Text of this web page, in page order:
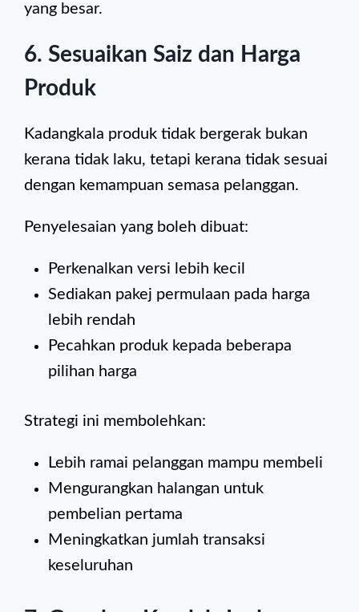
yang besar.
6. Sesuaikan Saiz dan Harga
Produk
Kadangkala produk tidak bergerak bukan
kerana tidak laku, tetapi kerana tidak sesuai
dengan kemampuan semasa pelanggan.
Penyelesaian yang boleh dibuat:
Perkenalkan versi lebih kecil
Sediakan pakej permulaan pada harga
lebih rendah
Pecahkan produk kepada beberapa
pilihan harga
Strategi ini membolehkan:
Lebih ramai pelanggan mampu membeli
Mengurangkan halangan untuk
pembelian pertama
Meningkatkan jumlah transaksi
keseluruhan